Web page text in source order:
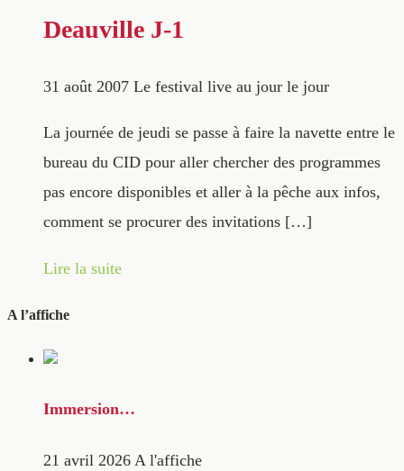
Deauville J-1
31 août 2007 Le festival live au jour le jour
La journée de jeudi se passe à faire la navette entre le
bureau du CID pour aller chercher des programmes
pas encore disponibles et aller à la pêche aux infos,
comment se procurer des invitations […]
Lire la suite
A l’affiche
Immersion…
21 avril 2026 A l'affiche